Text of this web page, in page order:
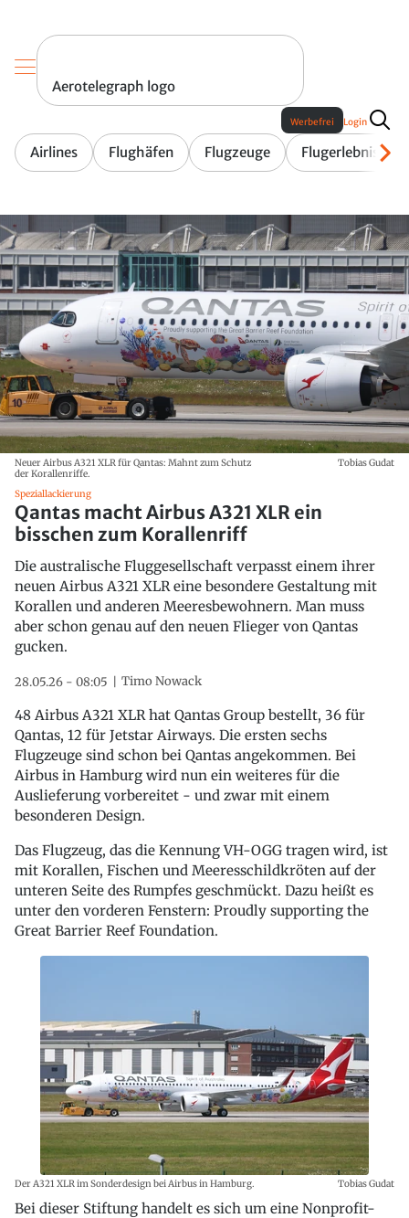
Aerotelegraph logo
Airlines Flughäfen Flugzeuge Flugerlebnis
Werbefrei Login
Neuer Airbus A321 XLR für Qantas: Mahnt zum Schutz
der Korallenriffe.
Tobias Gudat
Speziallackierung
Qantas macht Airbus A321 XLR ein
bisschen zum Korallenriff
Die australische Fluggesellschaft verpasst einem ihrer
neuen Airbus A321 XLR eine besondere Gestaltung mit
Korallen und anderen Meeresbewohnern. Man muss
aber schon genau auf den neuen Flieger von Qantas
gucken.
28.05.26 - 08:05 Timo Nowack
48 Airbus A321 XLR hat Qantas Group bestellt, 36 für
Qantas, 12 für Jetstar Airways. Die ersten sechs
Flugzeuge sind schon bei Qantas angekommen. Bei
Airbus in Hamburg wird nun ein weiteres für die
Auslieferung vorbereitet - und zwar mit einem
besonderen Design.
Das Flugzeug, das die Kennung VH-OGG tragen wird, ist
mit Korallen, Fischen und Meeresschildkröten auf der
unteren Seite des Rumpfes geschmückt. Dazu heißt es
unter den vorderen Fenstern: Proudly supporting the
Great Barrier Reef Foundation.
Der A321 XLR im Sonderdesign bei Airbus in Hamburg. Tobias Gudat
Bei dieser Stiftung handelt es sich um eine Nonprofit-